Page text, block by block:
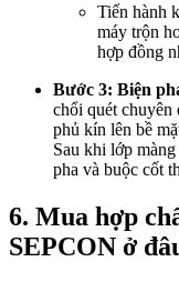
Tiến hành
máy trộn
hợp đồng
Bước 3: Biện
chổi quét chuyên
phủ kín lên bề
Sau khi lớp
pha và buộc cốt
6. Mua hợp
SEPCON ở